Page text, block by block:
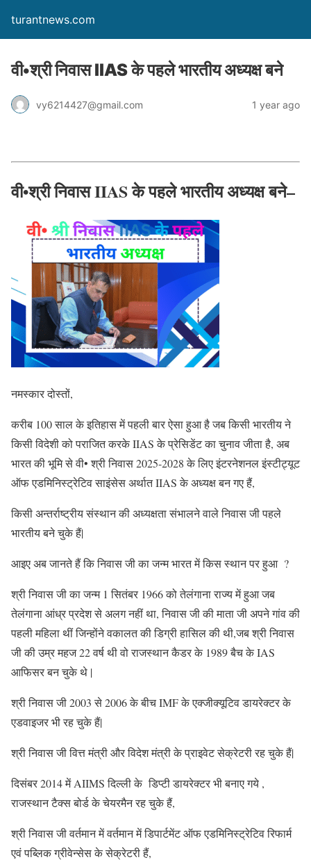
turantnews.com
वी•श्री निवास IIAS के पहले भारतीय अध्यक्ष बने
vy6214427@gmail.com 1 year ago
वी•श्री निवास IIAS के पहले भारतीय अध्यक्ष बने–
नमस्कार दोस्तों,
करीब 100 साल के इतिहास में पहली बार ऐसा हुआ है जब किसी भारतीय ने
किसी विदेशी को पराजित करके IIAS के प्रेसिडेंट का चुनाव जीता है, अब
भारत की भूमि से वी• श्री निवास 2025-2028 के लिए इंटरनेशनल इंस्टीट्यूट
ऑफ एडमिनिस्ट्रेटिव साइंसेस अर्थात IIAS के अध्यक्ष बन गए हैं,
किसी अन्तर्राष्ट्रीय संस्थान की अध्यक्षता संभालने वाले निवास जी पहले
भारतीय बने चुके हैं|
आइए अब जानते हैं कि निवास जी का जन्म भारत में किस स्थान पर हुआ ?
श्री निवास जी का जन्म 1 सितंबर 1966 को तेलंगाना राज्य में हुआ जब
तेलंगाना आंध्र प्रदेश से अलग नहीं था, निवास जी की माता जी अपने गांव की
पहली महिला थीं जिन्होंने वकालत की डिग्री हासिल की थी,जब श्री निवास
जी की उम्र महज 22 वर्ष थी वो राजस्थान कैडर के 1989 बैच के IAS
आफिसर बन चुके थे |
श्री निवास जी 2003 से 2006 के बीच IMF के एक्जीक्यूटिव डायरेक्टर के
एडवाइजर भी रह चुके हैं|
श्री निवास जी वित्त मंत्री और विदेश मंत्री के प्राइवेट सेक्रेटरी रह चुके हैं|
दिसंबर 2014 में AIIMS दिल्ली के डिप्टी डायरेक्टर भी बनाए गये ,
राजस्थान टैक्स बोर्ड के चेयरमैन रह चुके हैं,
श्री निवास जी वर्तमान में वर्तमान में डिपार्टमेंट ऑफ एडमिनिस्ट्रेटिव रिफार्म
एवं पब्लिक ग्रीवेन्सेस के सेक्रेटरी हैं,